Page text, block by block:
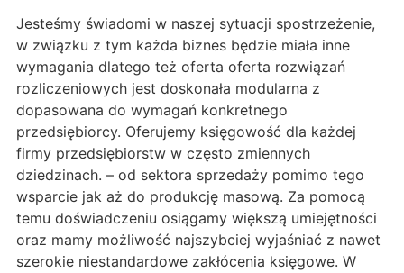
Jesteśmy świadomi w naszej sytuacji spostrzeżenie,
w związku z tym każda biznes będzie miała inne
wymagania dlatego też oferta oferta rozwiązań
rozliczeniowych jest doskonała modularna z
dopasowana do wymagań konkretnego
przedsiębiorcy. Oferujemy księgowość dla każdej
firmy przedsiębiorstw w często zmiennych
dziedzinach. – od sektora sprzedaży pomimo tego
wsparcie jak aż do produkcję masową. Za pomocą
temu doświadczeniu osiągamy większą umiejętności
oraz mamy możliwość najszybciej wyjaśniać z nawet
szerokie niestandardowe zakłócenia księgowe. W